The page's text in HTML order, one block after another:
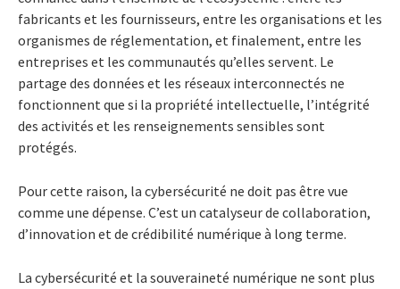
fabricants et les fournisseurs, entre les organisations et les
organismes de réglementation, et finalement, entre les
entreprises et les communautés qu’elles servent. Le
partage des données et les réseaux interconnectés ne
fonctionnent que si la propriété intellectuelle, l’intégrité
des activités et les renseignements sensibles sont
protégés.
Pour cette raison, la cybersécurité ne doit pas être vue
comme une dépense. C’est un catalyseur de collaboration,
d’innovation et de crédibilité numérique à long terme.
La cybersécurité et la souveraineté numérique ne sont plus